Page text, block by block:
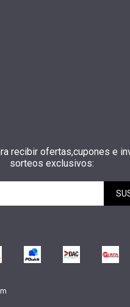
recibir ofertas,cupones e
sorteos exclusivos: